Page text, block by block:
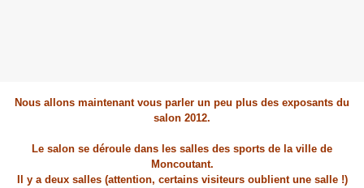
Nous allons maintenant vous parler un peu plus des exposants du
salon 2012.
Le salon se déroule dans les salles des sports de la ville de
Moncoutant.
Il y a deux salles (attention, certains visiteurs oublient une salle !)